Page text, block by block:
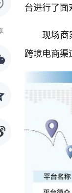
台进行了面
现场商
跨境电商